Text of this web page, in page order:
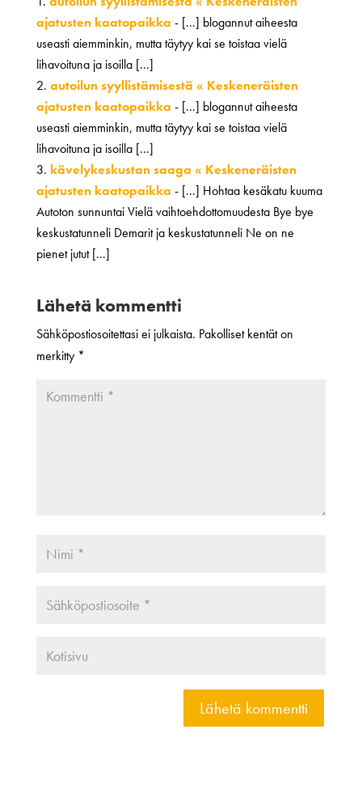
ajatusten kaatopaikka - [...] blogannut aiheesta
useasti aiemminkin, mutta täytyy kai se toistaa vielä
lihavoituna ja isoilla [...]
autoilun syyllistämisestä « Keskeneräisten
ajatusten kaatopaikka - [...] blogannut aiheesta
useasti aiemminkin, mutta täytyy kai se toistaa vielä
lihavoituna ja isoilla [...]
kävelykeskustan saaga « Keskeneräisten
ajatusten kaatopaikka - [...] Hohtaa kesäkatu kuuma
Autoton sunnuntai Vielä vaihtoehdottomuudesta Bye bye
keskustatunneli Demarit ja keskustatunneli Ne on ne
pienet jutut [...]
Lähetä kommentti
Sähköpostiosoitettasi ei julkaista. Pakolliset kentät on
merkitty *